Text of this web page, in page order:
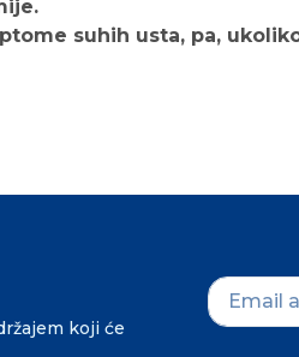
suhih usta, pa,
koji će